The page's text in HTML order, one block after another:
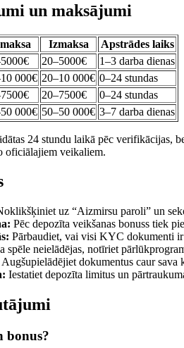
un maksājumi
Izmaksa
Apstrādes laiks
20–5000€
1–3 darba dienas
000€ 20–10 000€ 0–24 stundas
20–7500€
0–24 stundas
000€ 50–50 000€ 3–7 darba dienas
24 stundu laikā pēc
oficiālajiem veikaliem.
uz “Aizmirsu paroli” un
Pēc depozīta veikšanas bonuss tiek
Pārbaudiet, vai visi KYC dokumenti ir
spēle neielādējas, notīriet
Augšupielādējiet dokumentus caur sava
Iestatiet depozīta limitus un
bonus?